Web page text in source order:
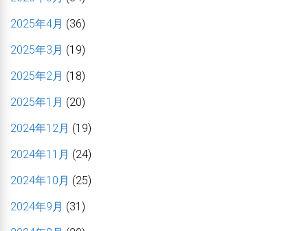
2025年4月 (36)
2025年3月 (19)
2025年2月 (18)
2025年1月 (20)
2024年12月 (19)
2024年11月 (24)
2024年10月 (25)
2024年9月 (31)